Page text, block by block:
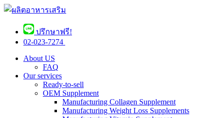
ปรึกษาฟรี!
02-023-7274 ​
About US
FAQ
Our services
Ready-to-sell
OEM Supplement
Manufacturing Collagen Supplement
Manufacturing Weight Loss Supplements